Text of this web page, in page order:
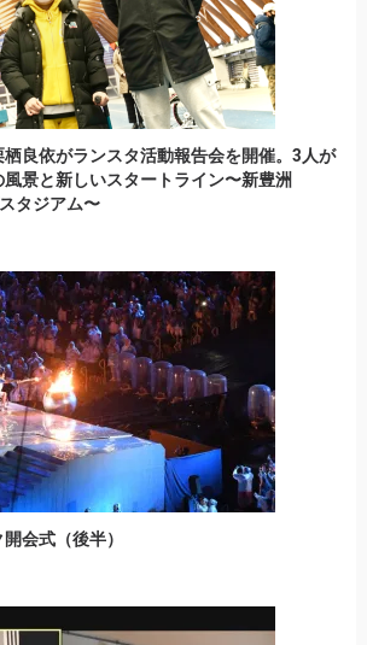
良依がランスタ活動報告会を開催。3人が
景と新しいスタートライン〜新豊洲
タジアム〜
会式（後半）